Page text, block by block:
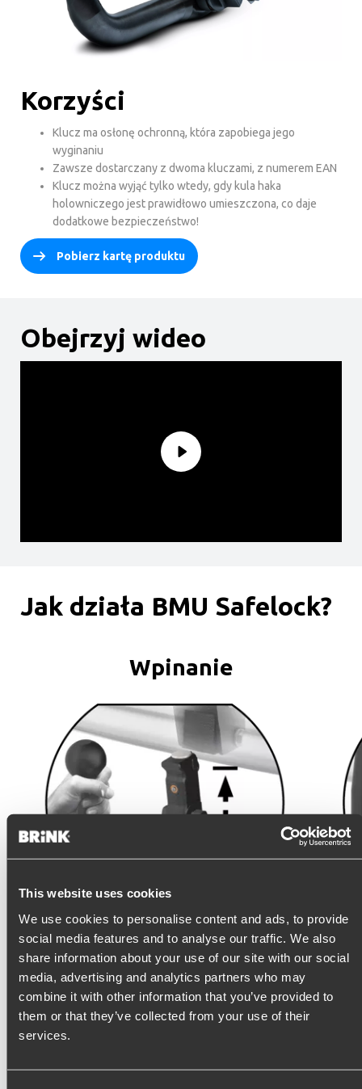
This website uses cookies
We use cookies to personalise content and ads, to provide
social media features and to analyse our traffic. We also
share information about your use of our site with our social
media, advertising and analytics partners who may
combine it with other information that you’ve provided to
them or that they’ve collected from your use of their
services.
Korzyści
Klucz ma osłonę ochronną, która zapobiega jego
wyginaniu
Zawsze dostarczany z dwoma kluczami, z numerem EAN
Klucz można wyjąć tylko wtedy, gdy kula haka
holowniczego jest prawidłowo umieszczona, co daje
dodatkowe bezpieczeństwo!
Pobierz kartę produktu
Obejrzyj wideo
Jak działa BMU Safelock?
Wpinanie
Włóż kulkę haka holowniczego. Blokując kulę, słychać
wyraźne kliknięcie.